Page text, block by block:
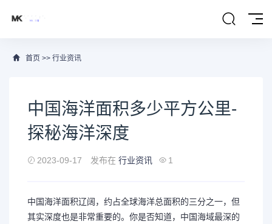
首页 >> 行业资讯
中国海洋面积多少平方公里-
探秘海洋深度
2023-09-17 发布在 行业资讯 1
中国海洋面积辽阔，约占全球海洋总面积的三分之一，但
其实深度也是非常重要的。你是否知道，中国海域最深的